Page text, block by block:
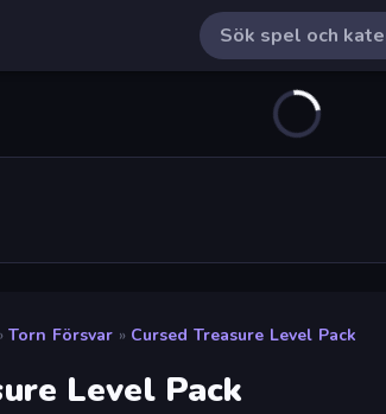
Torn Försvar » Cursed Treasure Level Pack
Level Pack